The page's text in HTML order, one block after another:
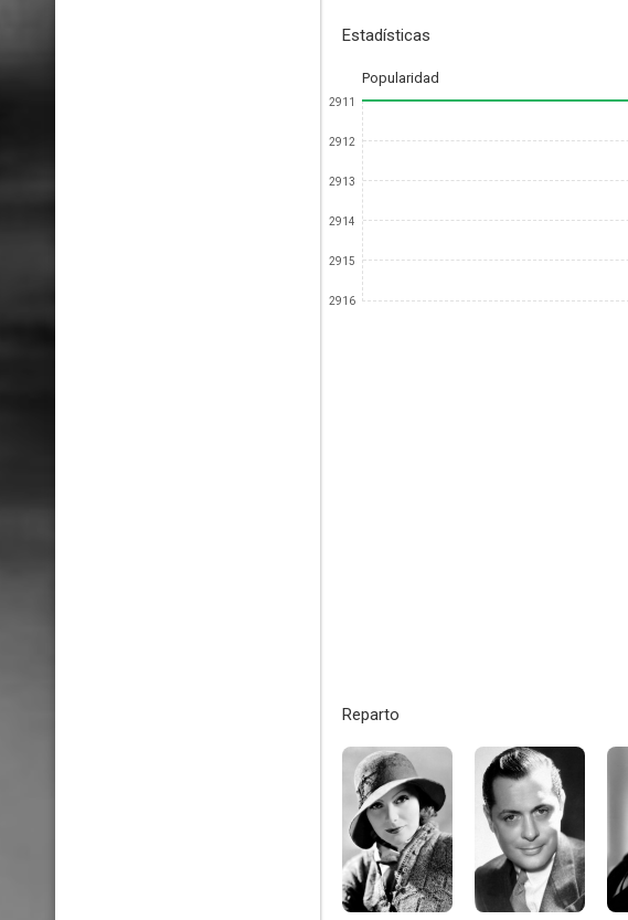
Estadísticas
Popularidad
2911
2912
2913
2914
2915
2916
Reparto